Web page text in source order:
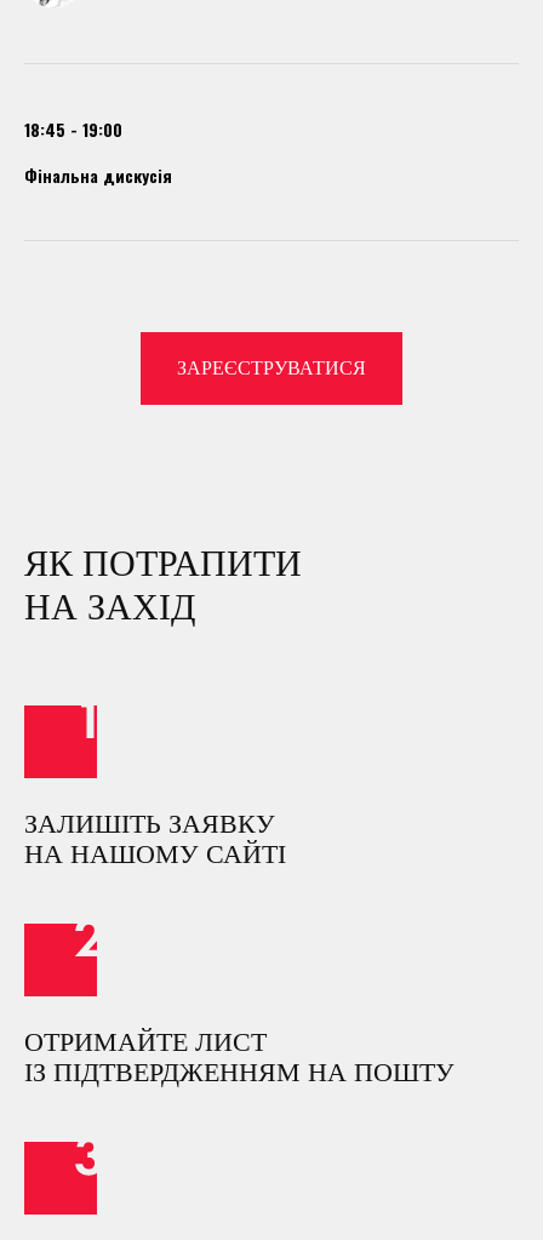
18:45 - 19:00
Фінальна дискусія
ЗАРЕЄСТРУВАТИСЯ
ЯК ПОТРАПИТИ
НА ЗАХІД
ЗАЛИШІТЬ ЗАЯВКУ
НА НАШОМУ САЙТІ
ОТРИМАЙТЕ ЛИСТ
ІЗ ПІДТВЕРДЖЕННЯМ НА ПОШТУ